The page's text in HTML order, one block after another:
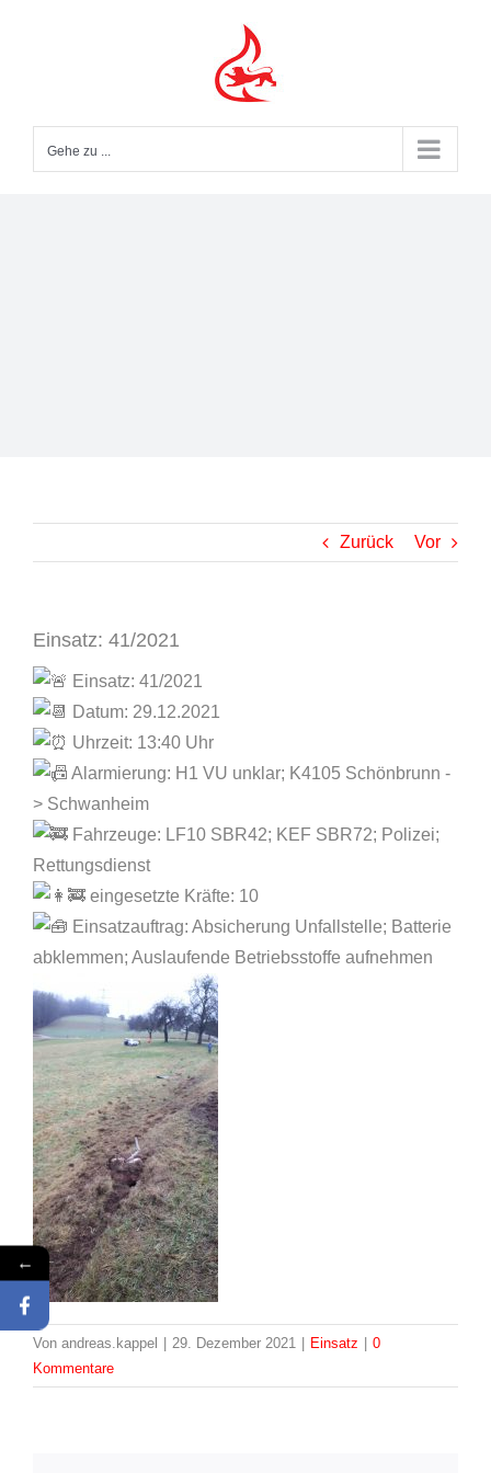
Gehe zu ...
Zurück Vor
Einsatz: 41/2021
Einsatz: 41/2021
Datum: 29.12.2021
Uhrzeit: 13:40 Uhr
Alarmierung: H1 VU unklar; K4105 Schönbrunn -
> Schwanheim
Fahrzeuge: LF10 SBR42; KEF SBR72; Polizei;
Rettungsdienst
eingesetzte Kräfte: 10
Einsatzauftrag: Absicherung Unfallstelle; Batterie
abklemmen; Auslaufende Betriebsstoffe aufnehmen
Von andreas.kappel 29. Dezember 2021 Einsatz
0
Kommentare
←